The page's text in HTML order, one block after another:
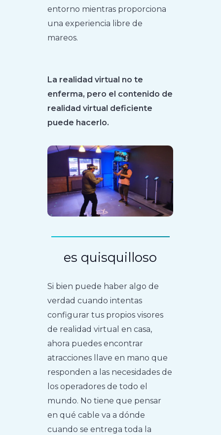
entorno mientras proporciona
una experiencia libre de
mareos.
La realidad virtual no te
enferma, pero el contenido de
realidad virtual deficiente
puede hacerlo.
es quisquilloso
Si bien puede haber algo de
verdad cuando intentas
configurar tus propios visores
de realidad virtual en casa,
ahora puedes encontrar
atracciones llave en mano que
responden a las necesidades de
los operadores de todo el
mundo. No tiene que pensar
en qué cable va a dónde
cuando se entrega toda la